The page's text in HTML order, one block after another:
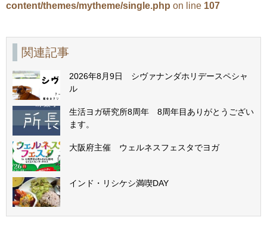
content/themes/mytheme/single.php on line 107
関連記事
2026年8月9日 シヴァナンダホリデースペシャ
ル
生活ヨガ研究所8周年 8周年目ありがとうござい
ます。
大阪府主催 ウェルネスフェスタでヨガ
インド・リシケシ満喫DAY